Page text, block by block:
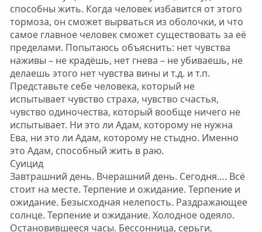
способны жить. Когда человек избавится от этого
тормоза, он сможет вырваться из оболочки, и что
самое главное человек сможет существовать за её
пределами. Попытаюсь объяснить: нет чувства
наживы – не крадёшь, нет гнева – не убиваешь, не
делаешь этого нет чувства вины и т.д. и т.п.
Представьте себе человека, который не
испытывает чувство страха, чувство счастья,
чувство одиночества, который вообще ничего не
испытывает. Ни это ли Адам, которому не нужна
Ева, ни это ли Адам, которому не стыдно. Именно
это Адам, способный жить в раю.
Суицид
Завтрашний день. Вчерашний день. Сегодня…. Всё
стоит на месте. Терпение и ожидание. Терпение и
ожидание. Безысходная нелепость. Раздражающее
солнце. Терпение и ожидание. Холодное одеяло.
Остановившееся часы. Бессонница, серьги,